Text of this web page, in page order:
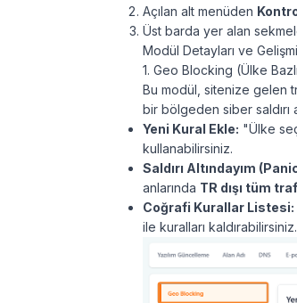
Açılan alt menüden
Üst barda yer alan
Modül Detayları ve
1. Geo Blocking (Ülke
Bu modül, sitenize gelen
bir bölgeden siber saldırı
Yeni Kural Ekle: "Ülke
kullanabilirsiniz.
Saldırı Altındayım
anlarında TR dışı tüm
Coğrafi Kurallar Listesi:
ile kuralları kaldırabilirsiniz.